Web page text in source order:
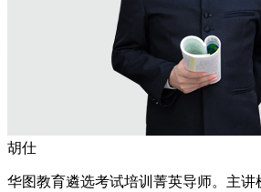
胡仕
华图教育遴选考试培训菁英导师。主讲